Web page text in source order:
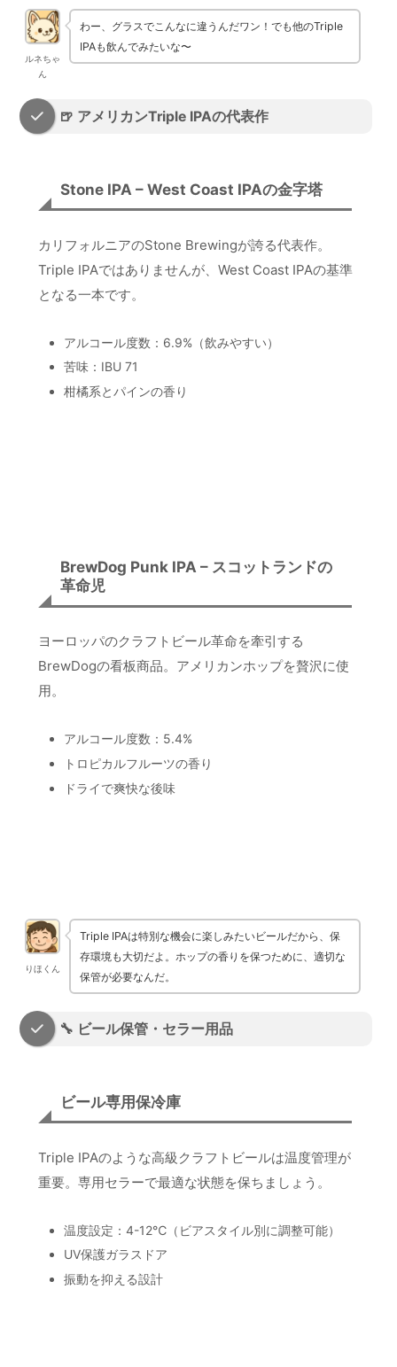
ルネちゃ
ん
わー、グラスでこんなに違うんだワン！でも他のTriple
IPAも飲んでみたいな〜
🍺 アメリカンTriple IPAの代表作
Stone IPA – West Coast IPAの金字塔
カリフォルニアのStone Brewingが誇る代表作。
Triple IPAではありませんが、West Coast IPAの基準
となる一本です。
アルコール度数：6.9%（飲みやすい）
苦味：IBU 71
柑橘系とパインの香り
BrewDog Punk IPA – スコットランドの
革命児
ヨーロッパのクラフトビール革命を牽引する
BrewDogの看板商品。アメリカンホップを贅沢に使
用。
アルコール度数：5.4%
トロピカルフルーツの香り
ドライで爽快な後味
りほくん
Triple IPAは特別な機会に楽しみたいビールだから、保
存環境も大切だよ。ホップの香りを保つために、適切な
保管が必要なんだ。
🔧 ビール保管・セラー用品
ビール専用保冷庫
Triple IPAのような高級クラフトビールは温度管理が
重要。専用セラーで最適な状態を保ちましょう。
温度設定：4-12℃（ビアスタイル別に調整可能）
UV保護ガラスドア
振動を抑える設計